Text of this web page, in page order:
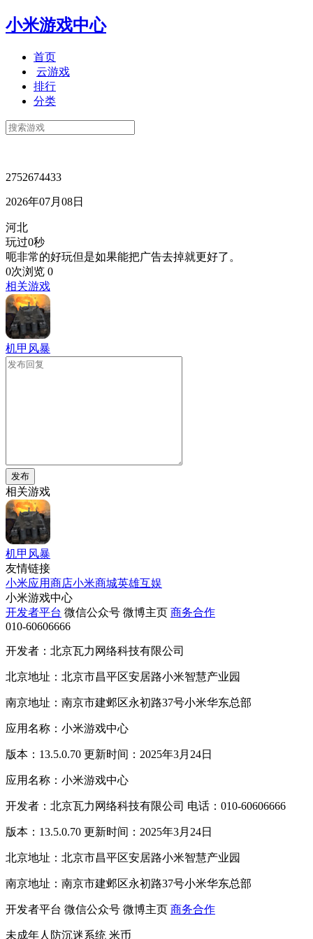
小米游戏中心
首页
云游戏
排行
分类
2752674433
2026年07月08日
河北
玩过0秒
呃非常的好玩但是如果能把广告去掉就更好了。
0次浏览 0
相关游戏
机甲风暴
发布
相关游戏
机甲风暴
友情链接
小米应用商店小米商城英雄互娱
小米游戏中心
开发者平台 微信公众号 微博主页 商务合作
010-60606666
开发者：北京瓦力网络科技有限公司
北京地址：北京市昌平区安居路小米智慧产业园
南京地址：南京市建邺区永初路37号小米华东总部
应用名称：小米游戏中心
版本：13.5.0.70 更新时间：2025年3月24日
应用名称：小米游戏中心
开发者：北京瓦力网络科技有限公司 电话：010-60606666
版本：13.5.0.70 更新时间：2025年3月24日
北京地址：北京市昌平区安居路小米智慧产业园
南京地址：南京市建邺区永初路37号小米华东总部
开发者平台 微信公众号 微博主页 商务合作
未成年人防沉迷系统 米币